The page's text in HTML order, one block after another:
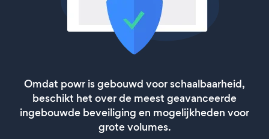
Omdat powr is gebouwd voor schaalbaarheid,
beschikt het over de meest geavanceerde
ingebouwde beveiliging en mogelijkheden voor
grote volumes.